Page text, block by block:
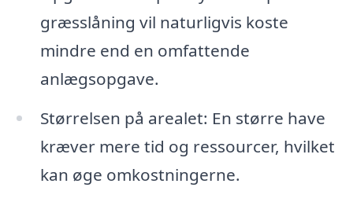
græsslåning vil naturligvis koste
mindre end en omfattende
anlægsopgave.
Størrelsen på arealet: En større have
kræver mere tid og ressourcer, hvilket
kan øge omkostningerne.